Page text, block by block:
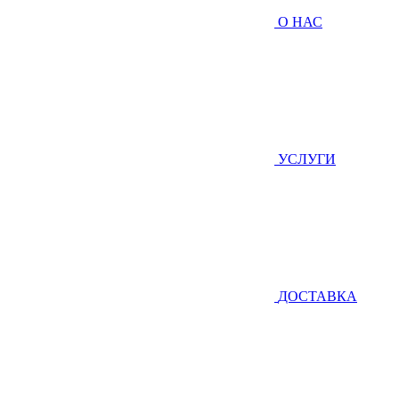
О НАС
УСЛУГИ
ДОСТАВКА